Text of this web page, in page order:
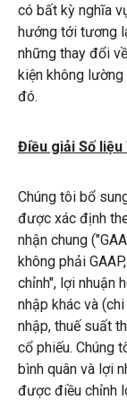
có bất kỳ nghĩa
hướng tới tương
những thay đổi
kiện không
đó.
Điều giải Số liệu
Chúng tôi bổ
được xác định
nhận chung
không phải
chỉnh", lợi nhuận
nhập khác và
nhập, thuế suất
cổ phiếu. Chúng
bình quân và lợi
được điều chỉnh